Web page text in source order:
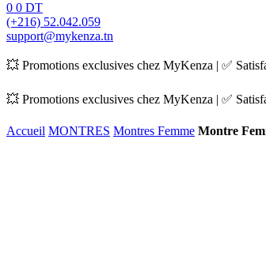
0 0 DT
(+216) 52.042.059
support@mykenza.tn
💥 Promotions exclusives chez MyKenza | ✅
💥 Promotions exclusives chez MyKenza | ✅
Accueil MONTRES Montres Femme Montre